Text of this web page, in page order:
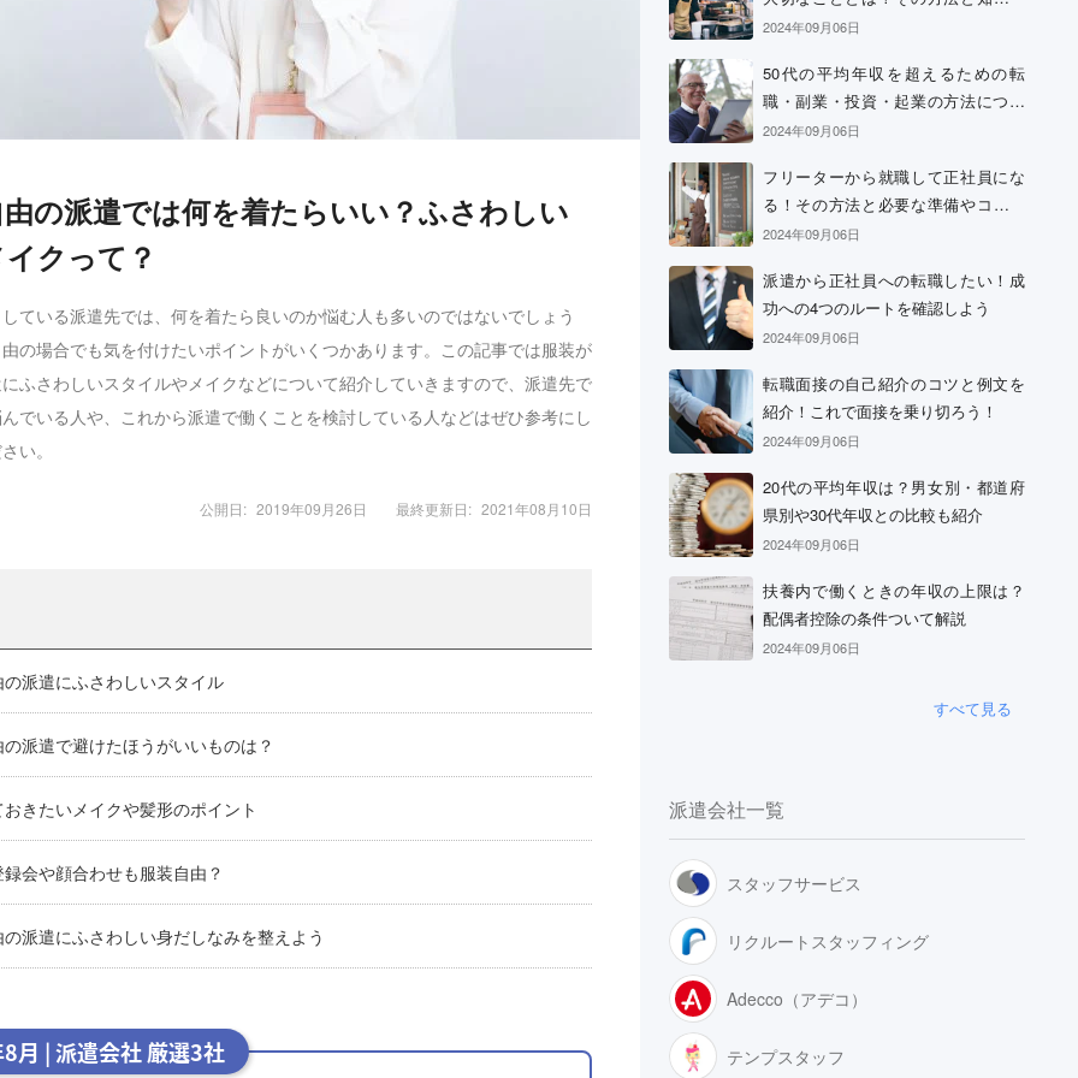
の派遣では何を着たらいい？ふさわしい
クって？
ている派遣先では、何を着たら良いのか悩む人も多いのではないでしょう
の場合でも気を付けたいポイントがいくつかあります。この記事では服装が
ふさわしいスタイルやメイクなどについて紹介していきますので、派遣先で
でいる人や、これから派遣で働くことを検討している人などはぜひ参考にし
い。
公開日: 2019年09月26日 最終更新日: 2021年08月10日
の派遣にふさわしいスタイル
派遣で避けたほうがいいものは？
きたいメイクや髪形のポイント
会や顔合わせも服装自由？
派遣にふさわしい身だしなみを整えよう
月 | 派遣会社 厳選3社
おきたい心構え
2024年09月06日
50代の平均年収を超えるための転
職・副業・投資・起業の方法につい
て
2024年09月06日
フリーターから就職して正社員にな
る！その方法と必要な準備やコツに
ついて
2024年09月06日
派遣から正社員への転職したい！成
功への4つのルートを確認しよう
2024年09月06日
転職面接の自己紹介のコツと例文を
紹介！これで面接を乗り切ろう！
2024年09月06日
20代の平均年収は？男女別・都道府
県別や30代年収との比較も紹介
2024年09月06日
扶養内で働くときの年収の上限は？
配偶者控除の条件ついて解説
2024年09月06日
すべて見る
派遣会社一覧
スタッフサービス
リクルートスタッフィング
Adecco（アデコ）
テンプスタッフ